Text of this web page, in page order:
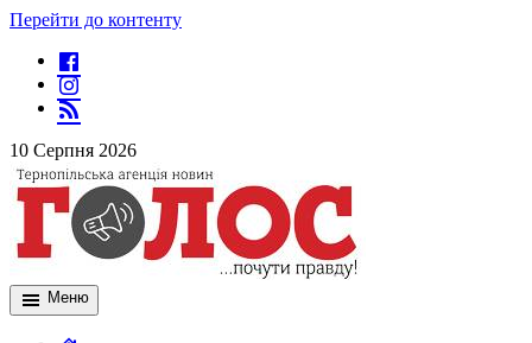
Перейти до контенту
10 Серпня 2026
Меню